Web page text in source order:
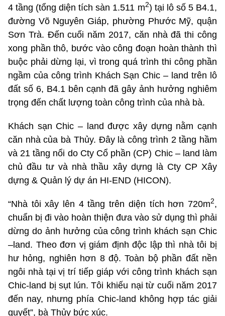
4 tầng (tổng diện tích sàn 1.511 m2) tại lô số 5 B4.1,
đường Võ Nguyên Giáp, phường Phước Mỹ, quận
Sơn Trà. Đến cuối năm 2017, căn nhà đã thi công
xong phần thô, bước vào công đoạn hoàn thành thì
buộc phải dừng lại, vì trong quá trình thi công phần
ngầm của công trình Khách Sạn Chic – land trên lô
đất số 6, B4.1 bên cạnh đã gây ảnh hưởng nghiêm
trọng đến chất lượng toàn công trình của nhà bà.
Khách sạn Chic – land được xây dựng nằm cạnh
căn nhà của bà Thủy. Đây là công trình 2 tầng hầm
và 21 tầng nổi do Cty Cổ phần (CP) Chic – land làm
chủ đầu tư và nhà thầu xây dựng là Cty CP Xây
dựng & Quản lý dự án HI-END (HICON).
“Nhà tôi xây lên 4 tầng trên diện tích hơn 720m2,
chuẩn bị đi vào hoàn thiện đưa vào sử dụng thì phải
dừng do ảnh hưởng của công trình khách sạn Chic
–land. Theo đơn vị giám định độc lập thì nhà tôi bị
hư hỏng, nghiên hơn 8 độ. Toàn bộ phần đất nền
ngôi nhà tại vị trí tiếp giáp với công trình khách sạn
Chic-land bị sụt lún. Tôi khiếu nại từ cuối năm 2017
đến nay, nhưng phía Chic-land không hợp tác giải
quyết”, bà Thủy bức xúc.